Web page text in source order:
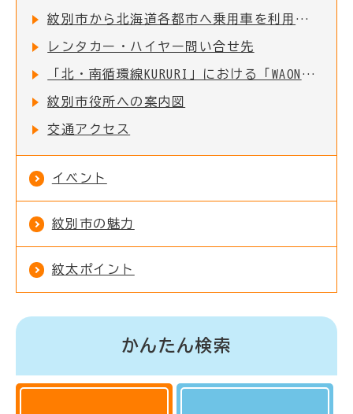
紋別市から北海道各都市へ乗用車を利用した場合の所要時間と距離
レンタカー・ハイヤー問い合せ先
「北・南循環線KURURI」における「WAON決済サービス」及び「Free Wi-Fiサービス」の導入について
紋別市役所への案内図
交通アクセス
イベント
紋別市の魅力
紋太ポイント
かんたん検索